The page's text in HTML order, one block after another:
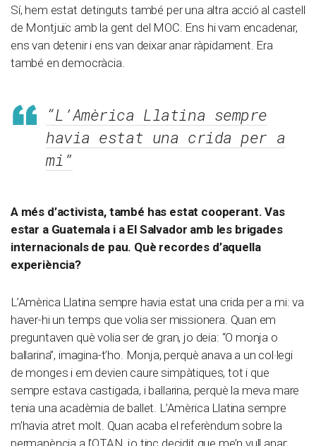
Sí, hem estat detinguts també per una altra acció al castell
de Montjuïc amb la gent del MOC. Ens hi vam encadenar,
ens van detenir i ens van deixar anar ràpidament. Era
també en democràcia.
“L’Amèrica Llatina sempre
havia estat una crida per a
mi”
A més d’activista, també has estat cooperant. Vas
estar a Guatemala i a El Salvador amb les brigades
internacionals de pau. Què recordes d’aquella
experiència?
L’Amèrica Llatina sempre havia estat una crida per a mi: va
haver-hi un temps que volia ser missionera. Quan em
preguntaven què volia ser de gran, jo deia: “O monja o
ballarina”, imagina-t’ho. Monja, perquè anava a un col·legi
de monges i em devien caure simpàtiques, tot i que
sempre estava castigada, i ballarina, perquè la meva mare
tenia una acadèmia de ballet. L’Amèrica Llatina sempre
m’havia atret molt. Quan acaba el referèndum sobre la
permanència a l’OTAN, jo tinc decidit que me’n vull anar;